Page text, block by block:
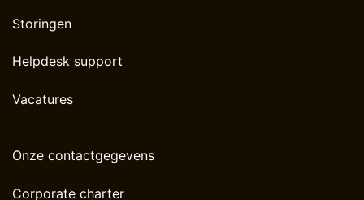
Storingen
Helpdesk support
Vacatures
Onze contactgegevens
Corporate charter